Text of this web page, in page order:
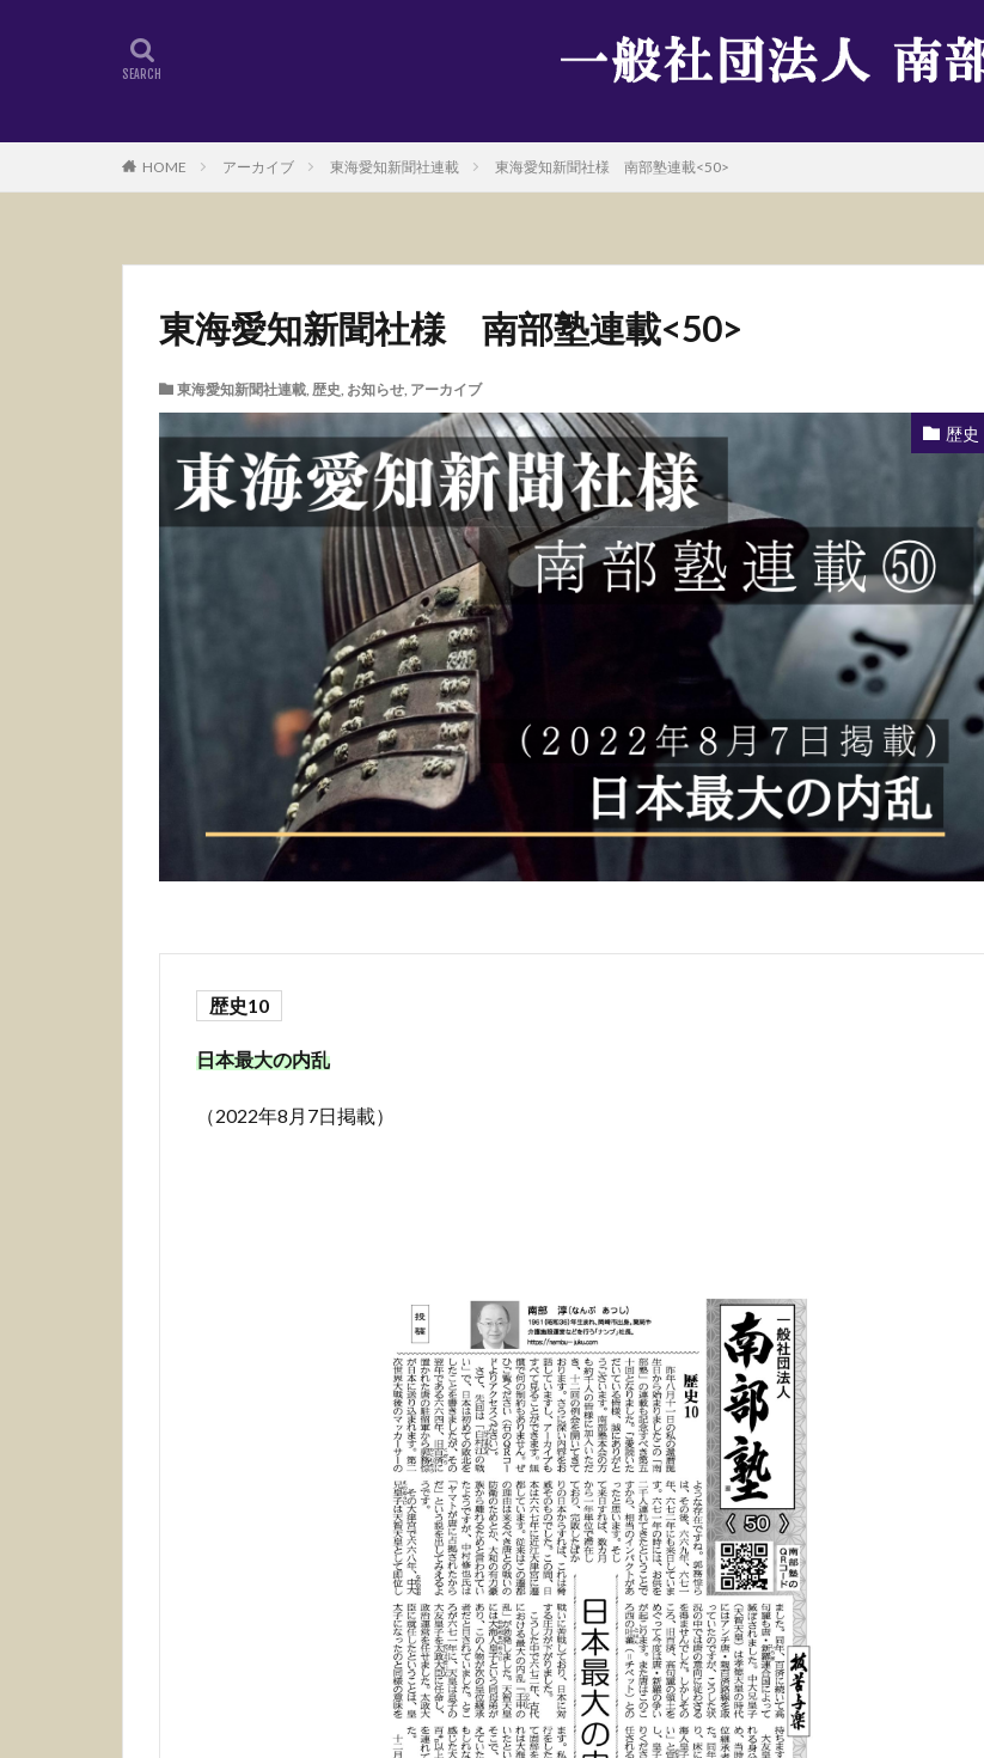
HOME アーカイブ 東海愛知新聞社連載 東海愛知新聞社様 南部塾連載<50>
東海愛知新聞社様 南部塾連載<50>
東海愛知新聞社連載, 歴史, お知らせ, アーカイブ
歴史
歴史10
日本最大の内乱
（2022年8月7日掲載）